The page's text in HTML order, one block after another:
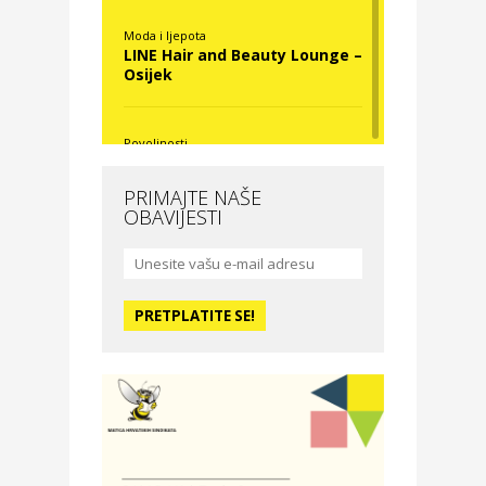
Moda i ljepota
LINE Hair and Beauty Lounge –
Osijek
Povoljnosti
Moda i ljepota
studio – Osijek
Zdravlje i osiguranje
PRIMAJTE NAŠE
OBAVIJESTI